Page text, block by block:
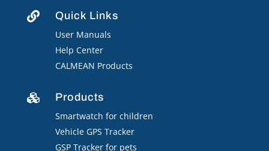
 Quick Links
User Manuals
Help Center
CALMEAN Products
 Products
Smartwatch for children
Vehicle GPS Tracker
GSP Tracker for pets